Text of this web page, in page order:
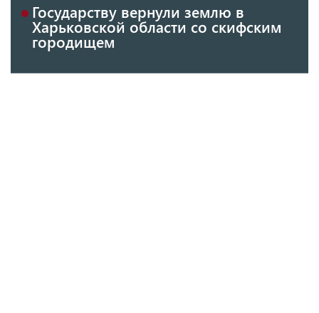
Государству вернули землю в
Харьковской области со скифским
городищем